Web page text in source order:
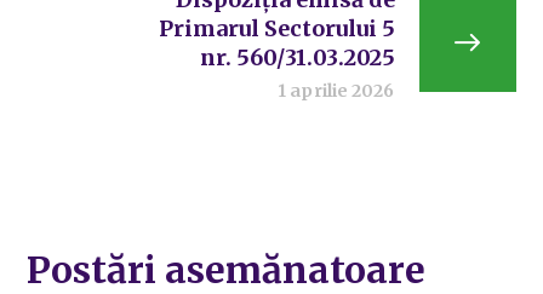
Primarul Sectorului 5
nr. 560/31.03.2025
1 aprilie 2026
Postări asemănatoare